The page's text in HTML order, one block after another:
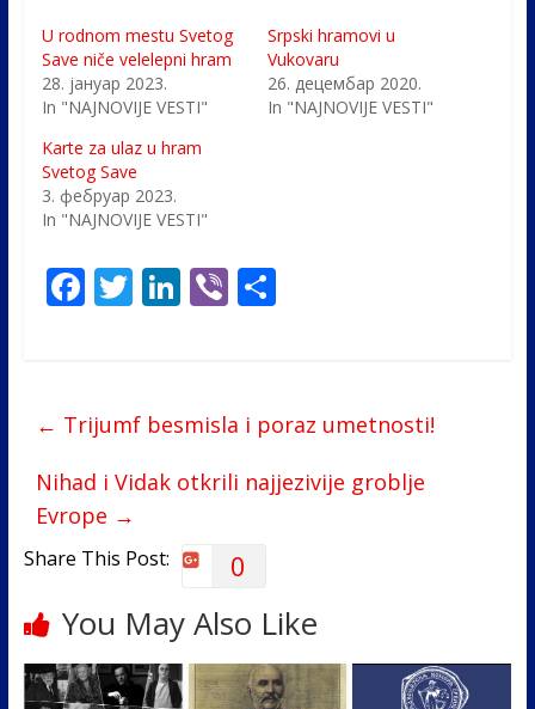
U rodnom mestu Svetog
Save niče velelepni hram
28. јануар 2023.
In "NAJNOVIJE VESTI"
Srpski hramovi u
Vukovaru
26. децембар 2020.
In "NAJNOVIJE VESTI"
Karte za ulaz u hram
Svetog Save
3. фебруар 2023.
In "NAJNOVIJE VESTI"
F
ac
o
o
k
T
w
Li
n
dI
n
Vi
b
S
← Trijumf besmisla i poraz umetnosti!
Nihad i Vidak otkrili najjezivije groblje
Evrope →
Share This Post: 0
You May Also Like